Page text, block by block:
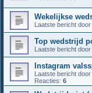
Wekelijkse
Laatste bericht door
Top wedstrijd
Laatste bericht door
Instagram
Laatste bericht door
Reacties: 6